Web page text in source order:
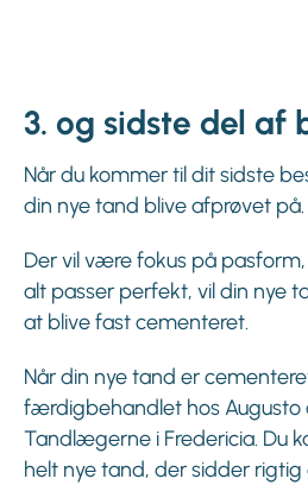
3. og sidste del af
Når du kommer til dit sidste
din nye tand blive afprøvet på.
Der vil være fokus på
alt passer perfekt, vil din nye
at blive fast cementeret.
Når din nye tand er
færdigbehandlet hos Augusto
Tandlægerne i Fredericia. Du
helt nye tand, der sidder